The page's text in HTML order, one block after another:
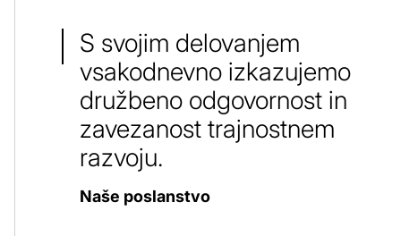
S svojim delovanjem
vsakodnevno izkazujemo
družbeno odgovornost in
zavezanost trajnostnem
razvoju.
Naše poslanstvo